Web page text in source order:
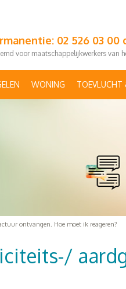
02 526 03 00
voor maatschappelijkwerkers van
WONING TOEVLUCHT
ontvangen. Hoe moet ik reageren?